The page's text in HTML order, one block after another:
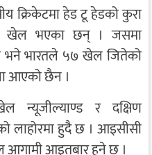
क्रिकेटमा हेड टू हेडको कुरा
खेल भएका छन् । जसमा
भने भारतले ५७ खेल जितेको
आएको छैन ।
न्यूजील्याण्ड र दक्षिण
लाहोरमा हुदै छ । आइसीसी